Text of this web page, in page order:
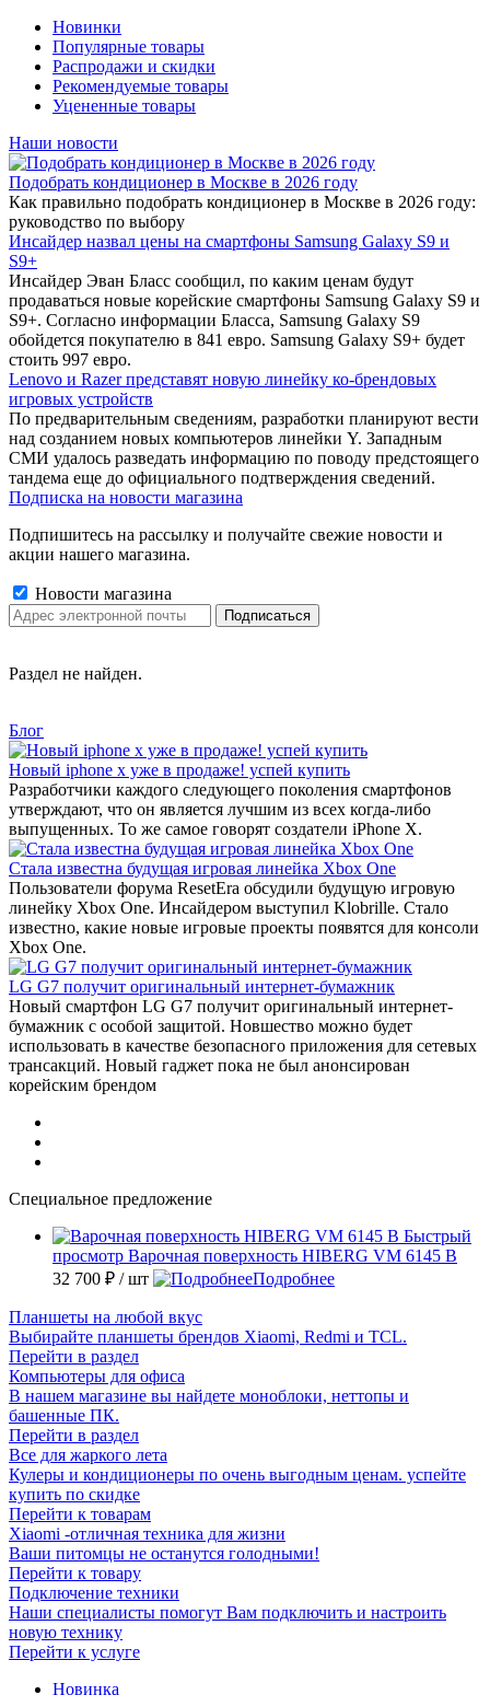
Новинки
Популярные товары
Распродажи и скидки
Рекомендуемые товары
Уцененные товары
Наши новости
Подобрать кондиционер в Москве в 2026 году
Как правильно подобрать кондиционер в Москве в 2026 году:
руководство по выбору
Инсайдер назвал цены на смартфоны Samsung Galaxy S9 и
S9+
Инсайдер Эван Бласс сообщил, по каким ценам будут
продаваться новые корейские смартфоны Samsung Galaxy S9 и
S9+. Согласно информации Бласса, Samsung Galaxy S9
обойдется покупателю в 841 евро. Samsung Galaxy S9+ будет
стоить 997 евро.
Lenovo и Razer представят новую линейку ко-брендовых
игровых устройств
По предварительным сведениям, разработки планируют вести
над созданием новых компьютеров линейки Y. Западным
СМИ удалось разведать информацию по поводу предстоящего
тандема еще до официального подтверждения сведений.
Подписка на новости магазина
Подпишитесь на рассылку и получайте свежие новости и
акции нашего магазина.
Новости магазина
Раздел не найден.
Блог
Новый iphone x уже в продаже! успей купить
Разработчики каждого следующего поколения смартфонов
утверждают, что он является лучшим из всех когда-либо
выпущенных. То же самое говорят создатели iPhone X.
Стала известна будущая игровая линейка Xbox One
Пользователи форума ResetEra обсудили будущую игровую
линейку Xbox One. Инсайдером выступил Klobrille. Стало
известно, какие новые игровые проекты появятся для консоли
Xbox One.
LG G7 получит оригинальный интернет-бумажник
Новый смартфон LG G7 получит оригинальный интернет-
бумажник с особой защитой. Новшество можно будет
использовать в качестве безопасного приложения для сетевых
трансакций. Новый гаджет пока не был анонсирован
корейским брендом
Специальное предложение
Быстрый
просмотр Варочная поверхность HIBERG VM 6145 B
32 700 ₽ / шт Подробнее
Планшеты на любой вкус
Выбирайте планшеты брендов Xiaomi, Redmi и TCL.
Перейти в раздел
Компьютеры для офиса
В нашем магазине вы найдете моноблоки, неттопы и
башенные ПК.
Перейти в раздел
Все для жаркого лета
Кулеры и кондиционеры по очень выгодным ценам. успейте
купить по скидке
Перейти к товарам
Xiaomi -отличная техника для жизни
Ваши питомцы не останутся голодными!
Перейти к товару
Подключение техники
Наши специалисты помогут Вам подключить и настроить
новую технику
Перейти к услуге
Новинка